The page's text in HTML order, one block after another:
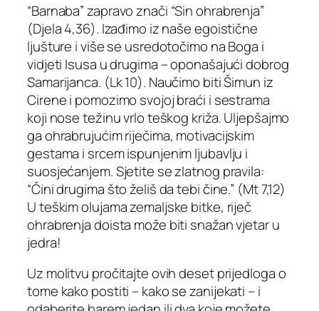
“Barnaba” zapravo znači “Sin ohrabrenja”
(Djela 4,36). Izađimo iz naše egoistične
ljušture i više se usredotočimo na Boga i
vidjeti Isusa u drugima – oponašajući dobrog
Samarijanca. (Lk 10). Naučimo biti Šimun iz
Cirene i pomozimo svojoj braći i sestrama
koji nose težinu vrlo teškog križa. Uljepšajmo
ga ohrabrujućim riječima, motivacijskim
gestama i srcem ispunjenim ljubavlju i
suosjećanjem. Sjetite se zlatnog pravila:
“Čini drugima što želiš da tebi čine.” (Mt 7,12)
U teškim olujama zemaljske bitke, riječ
ohrabrenja doista može biti snažan vjetar u
jedra!
Uz molitvu pročitajte ovih deset prijedloga o
tome kako postiti – kako se zanijekati – i